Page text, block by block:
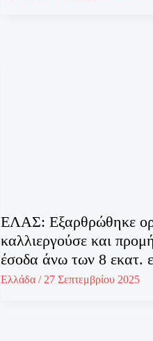
ΕΛΑΣ: Εξαρθρώθηκε
καλλιεργούσε και
έσοδα άνω των 8 εκατ.
Ελλάδα / 27 Σεπτεμβρίου 2025